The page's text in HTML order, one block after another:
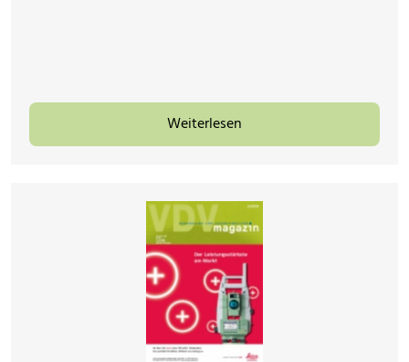
Weiterlesen